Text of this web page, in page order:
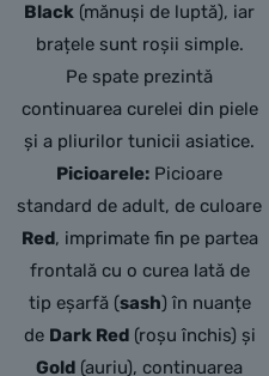
Black (mănuși de luptă), iar
brațele sunt roșii simple.
Pe spate prezintă
continuarea curelei din piele
și a pliurilor tunicii asiatice.
Picioarele: Picioare
standard de adult, de culoare
Red, imprimate fin pe partea
frontală cu o curea lată de
tip eșarfă (sash) în nuanțe
de Dark Red(roșu închis) și
Gold (auriu), continuarea